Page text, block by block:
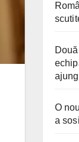
O
a